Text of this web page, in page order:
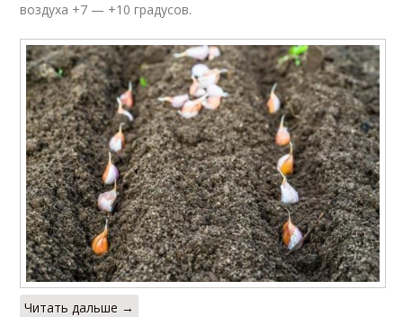
воздуха +7 — +10 градусов.
Читать дальше →